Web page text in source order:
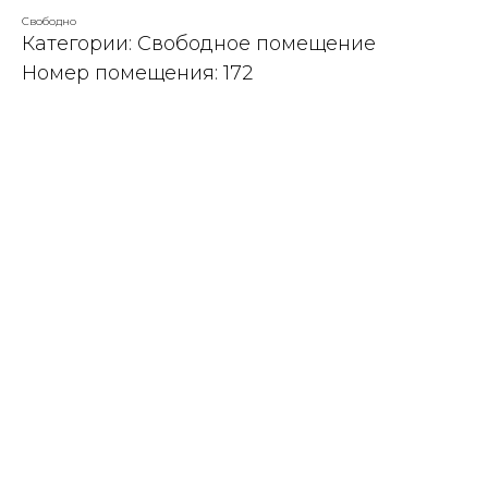
Свободно
Категории: Свободное помещение
Номер помещения: 172